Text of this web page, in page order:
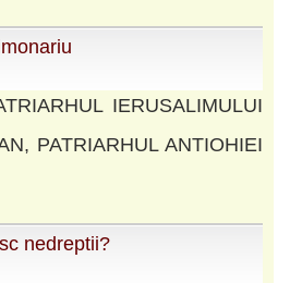
IERUSALIMULUI
PATRIARHUL ANTIOHIEI
nedreptii?